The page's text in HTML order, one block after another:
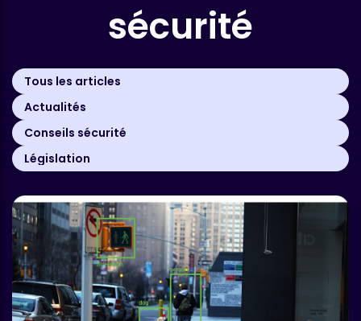
sécurité
Tous les articles
Actualités
Conseils sécurité
Législation